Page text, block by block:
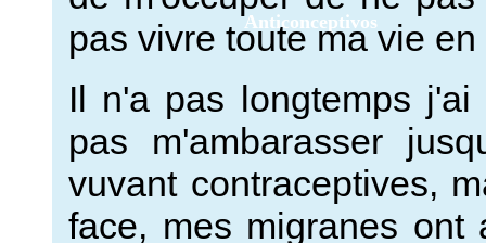
Anticonceptivos
pas vivre toute ma vie
Il n'a pas longtemps
pas m'ambarasser
vuvant contraceptives,
face, mes migranes